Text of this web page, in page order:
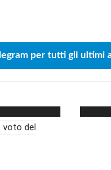
per tutti gli ultimi
voto del